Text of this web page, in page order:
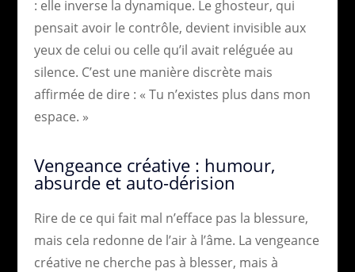
: elle inverse la dynamique. Le ghosteur, qui
pensait avoir le contrôle, devient invisible aux
yeux de celui ou celle qu’il avait reléguée au
silence. C’est une manière discrète mais
affirmée de dire : « Tu n’existes plus dans mon
espace. »
Vengeance créative : humour,
absurde et auto-dérision
Rire de ce qui fait mal n’efface pas la blessure,
mais cela redonne de l’air à l’âme. La vengeance
créative ne cherche pas à blesser, mais à